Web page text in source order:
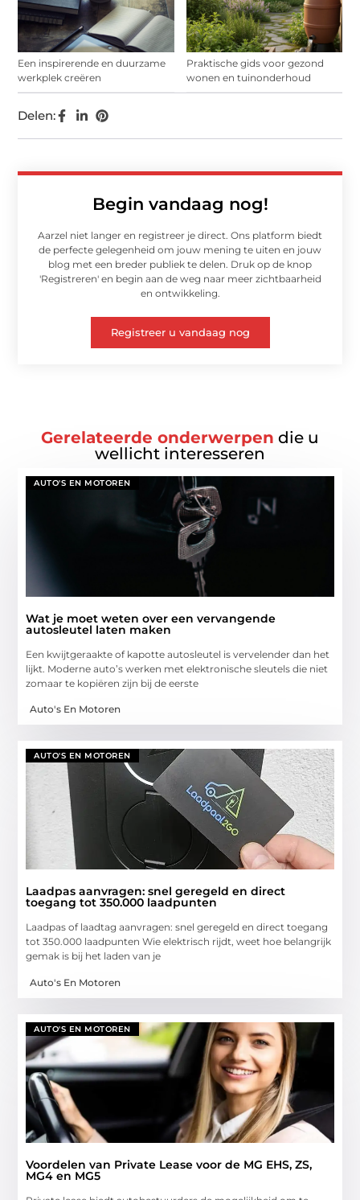
Een inspirerende en duurzame
werkplek creëren
Praktische gids voor gezond
wonen en tuinonderhoud
Begin vandaag nog!
Aarzel niet langer en registreer je direct. Ons platform biedt
de perfecte gelegenheid om jouw mening te uiten en jouw
blog met een breder publiek te delen. Druk op de knop
'Registreren' en begin aan de weg naar meer zichtbaarheid
en ontwikkeling.
Registreer u vandaag nog
Delen:
Gerelateerde onderwerpen die u
wellicht interesseren
AUTO'S EN MOTOREN
Wat je moet weten over een vervangende
autosleutel laten maken
Een kwijtgeraakte of kapotte autosleutel is vervelender dan het
lijkt. Moderne auto’s werken met elektronische sleutels die niet
zomaar te kopiëren zijn bij de eerste
Auto's En Motoren
AUTO'S EN MOTOREN
Laadpas aanvragen: snel geregeld en direct
toegang tot 350.000 laadpunten
Laadpas of laadtag aanvragen: snel geregeld en direct toegang
tot 350.000 laadpunten Wie elektrisch rijdt, weet hoe belangrijk
gemak is bij het laden van je
Auto's En Motoren
AUTO'S EN MOTOREN
Voordelen van Private Lease voor de MG EHS, ZS,
MG4 en MG5